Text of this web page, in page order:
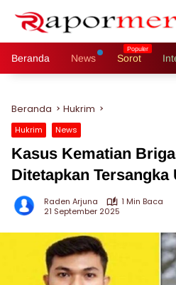
Beranda News Sorot
Beranda Hukrim
Hukrim News
Kasus Kematian
Ditetapkan Tersangka
Raden Arjuna
1 Min Baca
21 September 2025